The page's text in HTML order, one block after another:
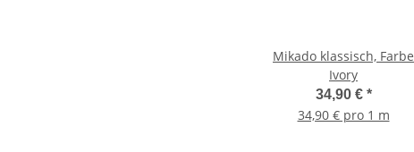
Mikado klassisch, Farbe
Ivory
34,90 € *
34,90 € pro 1 m